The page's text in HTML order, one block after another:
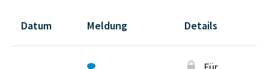
Datum Meldung Details